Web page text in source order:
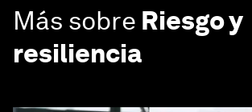
Más sobre Riesgo y
resiliencia